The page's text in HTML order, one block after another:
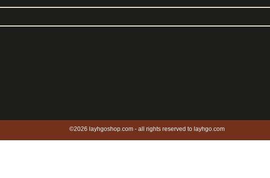
©2026 layhgoshop.com - all rights reserved to layhgo.com